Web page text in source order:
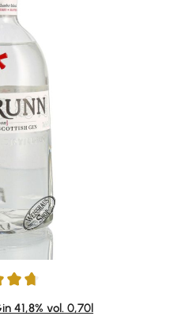
4.75 von 5 Sternen
41,8% vol. 0,70l